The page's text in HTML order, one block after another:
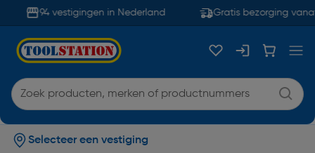
94 vestigingen in Nederland Gratis bezorging vanaf
Selecteer een vestiging